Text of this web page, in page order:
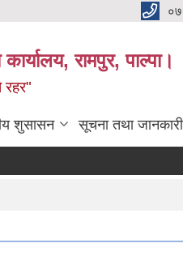
रामपुर, पाल्पा।
शुसासन सूचना तथा जानकारी